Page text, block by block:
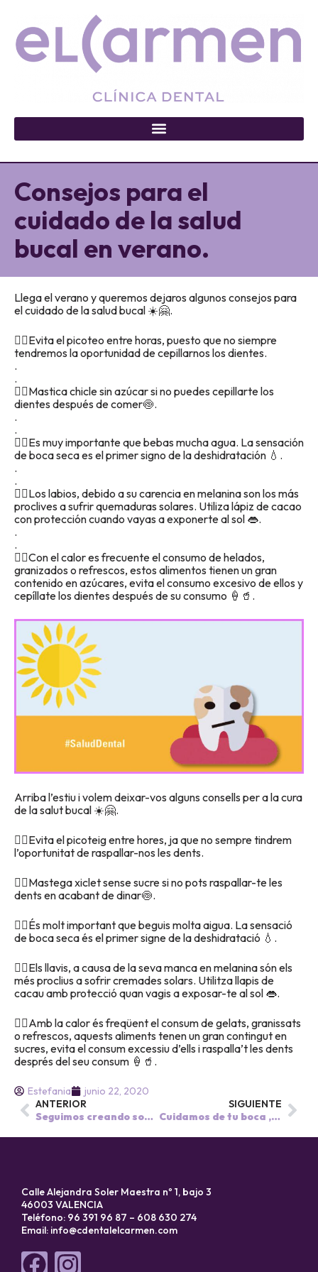
Consejos para el
cuidado de la salud
bucal en verano.
Llega el verano y queremos dejaros algunos consejos para
el cuidado de la salud bucal ☀️🤗.
👉🏼Evita el picoteo entre horas, puesto que no siempre
tendremos la oportunidad de cepillarnos los dientes.
.
.
👉🏼Mastica chicle sin azúcar si no puedes cepillarte los
dientes después de comer🍥.
.
.
👉🏼Es muy importante que bebas mucha agua. La sensación
de boca seca es el primer signo de la deshidratación 💧.
.
.
👉🏼Los labios, debido a su carencia en melanina son los más
proclives a sufrir quemaduras solares. Utiliza lápiz de cacao
con protección cuando vayas a exponerte al sol 👄.
.
.
👉🏼Con el calor es frecuente el consumo de helados,
granizados o refrescos, estos alimentos tienen un gran
contenido en azúcares, evita el consumo excesivo de ellos y
cepíllate los dientes después de su consumo 🍦🥤.
Arriba l’estiu i volem deixar-vos alguns consells per a la cura
de la salut bucal ☀️🤗.
👉🏼Evita el picoteig entre hores, ja que no sempre tindrem
l’oportunitat de raspallar-nos les dents.
👉🏼Mastega xiclet sense sucre si no pots raspallar-te les
dents en acabant de dinar🍥.
👉🏼És molt important que beguis molta aigua. La sensació
de boca seca és el primer signe de la deshidratació 💧.
👉🏼Els llavis, a causa de la seva manca en melanina són els
més proclius a sofrir cremades solars. Utilitza llapis de
cacau amb protecció quan vagis a exposar-te al sol 👄.
👉🏼Amb la calor és freqüent el consum de gelats, granissats
o refrescos, aquests aliments tenen un gran contingut en
sucres, evita el consum excessiu d’ells i raspalla’t les dents
després del seu consum 🍦🥤.
Estefania
junio 22, 2020
ANTERIOR
Seguimos creando sonrisas.
SIGUIENTE
Cuidamos de tu boca , cuidamos de ti 😁.
Calle Alejandra Soler Maestra nº 1, bajo 3
46003 VALENCIA
Teléfono: 96 391 96 87 – 608 630 274
Email: info@cdentalelcarmen.com